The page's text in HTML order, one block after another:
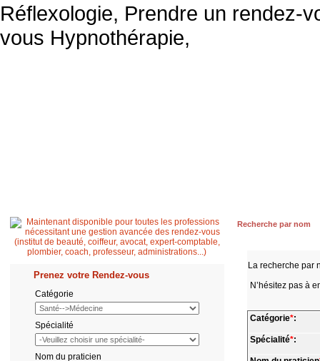
Prenez votre Rendez-vous
Catégorie
Spécialité
Nom du praticien
Recherche par nom
La recherche par
N’hésitez pas à
Catégorie*:
Spécialité*: